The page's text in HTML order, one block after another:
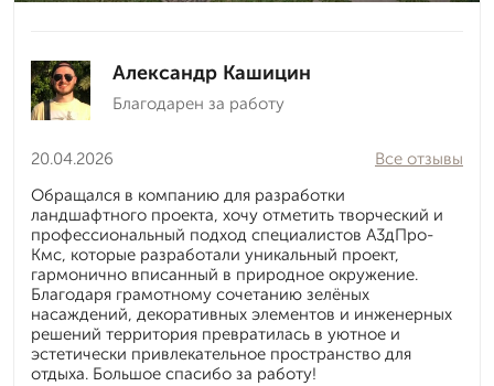
Александр Кашицин
Благодарен за работу
20.04.2026
Все отзывы
Обращался в компанию для разработки
ландшафтного проекта, хочу отметить творческий и
профессиональный подход специалистов А3дПро-
Кмс, которые разработали уникальный проект,
гармонично вписанный в природное окружение.
Благодаря грамотному сочетанию зелёных
насаждений, декоративных элементов и инженерных
решений территория превратилась в уютное и
эстетически привлекательное пространство для
отдыха. Большое спасибо за работу!